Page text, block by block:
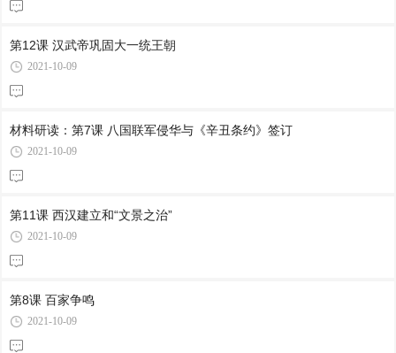
第12课 汉武帝巩固大一统王朝
2021-10-09
材料研读：第7课 八国联军侵华与《辛丑条约》签订
2021-10-09
第11课 西汉建立和“文景之治”
2021-10-09
第8课 百家争鸣
2021-10-09